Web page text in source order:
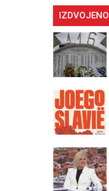
IZDVOJENO